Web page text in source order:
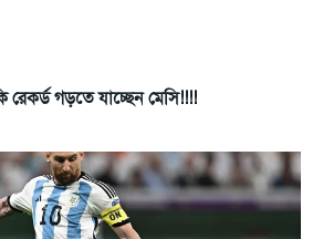
রেকর্ড গড়তে যাচ্ছেন মেসি!!!!